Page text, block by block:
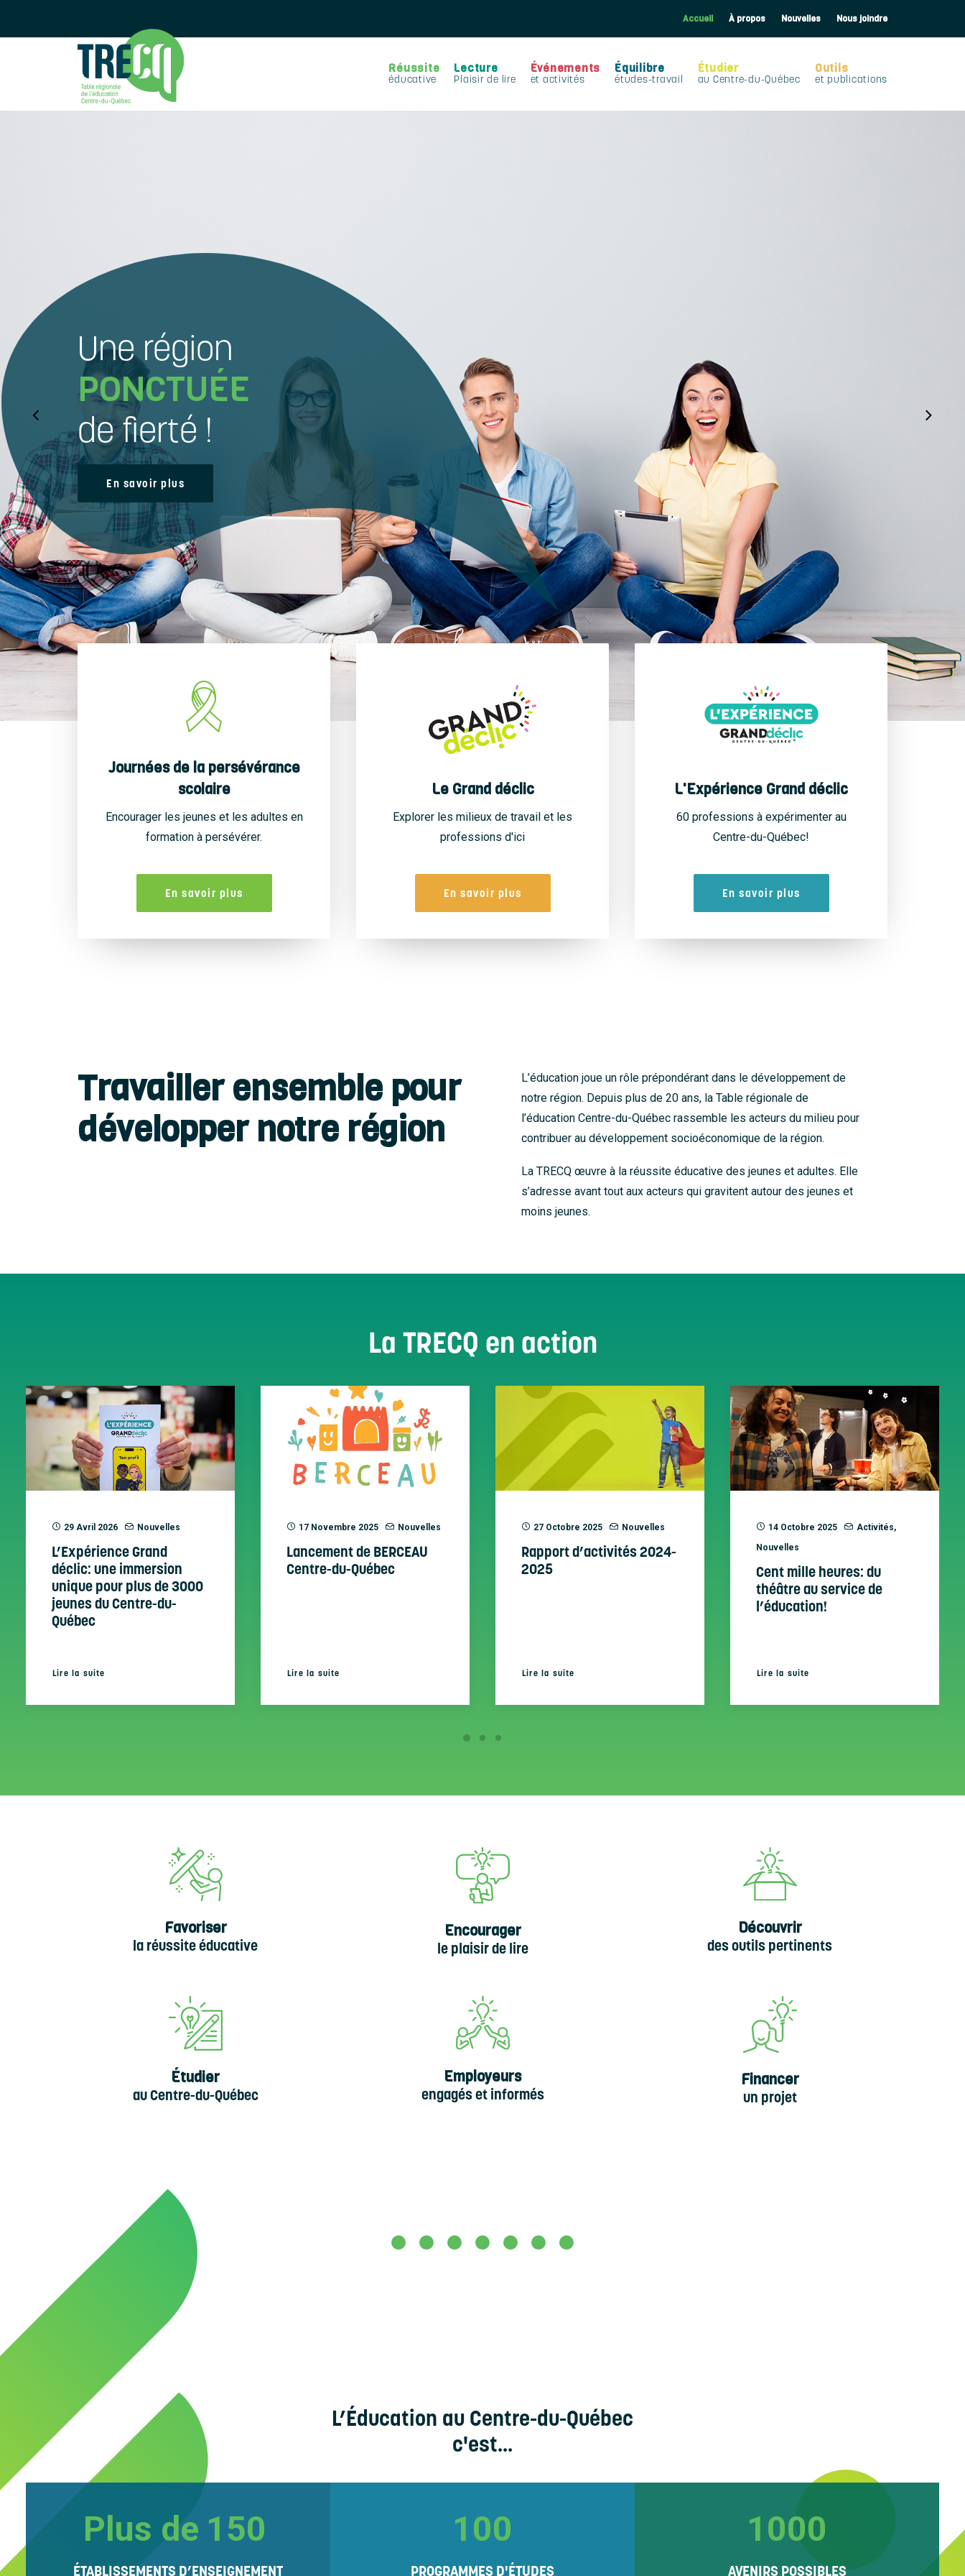
Accueil À propos Nouvelles Nous joindre
Réussite
éducative
Lecture
Plaisir de lire
Événements
et activités
Équilibre
études-travail
Étudier
au Centre-du-Québec
Outils
et publications
Une région
PONCTUÉE
de fierté !
En savoir plus
Journées de la persévérance
scolaire
Encourager les jeunes et les adultes en
formation à persévérer.
En savoir plus
Le Grand déclic
Explorer les milieux de travail et les
professions d'ici
En savoir plus
L'Expérience Grand déclic
60 professions à expérimenter au
Centre-du-Québec!
En savoir plus
Travailler ensemble pour
développer notre région
L’éducation joue un rôle prépondérant dans le développement de
notre région. Depuis plus de 20 ans, la Table régionale de
l’éducation Centre-du-Québec rassemble les acteurs du milieu pour
contribuer au développement socioéconomique de la région.
La TRECQ œuvre à la réussite éducative des jeunes et adultes. Elle
s’adresse avant tout aux acteurs qui gravitent autour des jeunes et
moins jeunes.
La TRECQ en action
29 Avril 2026 Nouvelles
L’Expérience Grand
déclic: une immersion
unique pour plus de 3000
jeunes du Centre-du-
Québec
Lire la suite
17 Novembre 2025 Nouvelles
Lancement de BERCEAU
Centre-du-Québec
Lire la suite
27 Octobre 2025 Nouvelles
Rapport d’activités 2024-
2025
Lire la suite
14 Octobre 2025 Activités,
Nouvelles
Cent mille heures: du
théâtre au service de
l’éducation!
Lire la suite
Favoriser
la réussite éducative
Encourager
le plaisir de lire
Découvrir
des outils pertinents
Étudier
au Centre-du-Québec
Employeurs
engagés et informés
Financer
un projet
L’Éducation au Centre-du-Québec
c'est...
Plus de 150
ÉTABLISSEMENTS D’ENSEIGNEMENT
100
PROGRAMMES D'ÉTUDES
1000
AVENIRS POSSIBLES